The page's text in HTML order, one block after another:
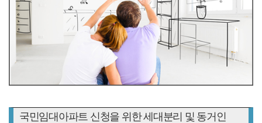
국민임대아파트 신청을 위한 세대분리 및 동거인